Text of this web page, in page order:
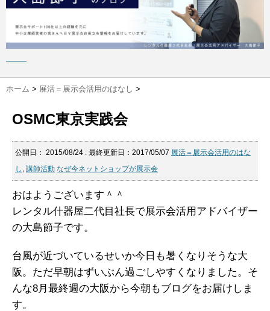
ホーム > 展活＝展示会活用のはなし >
OSMC東京実践会
公開日： 2015/08/24 : 最終更新日：2017/05/07 展活＝展示会活用のはな
し , 講師活動 なぜ今ネットショップが展示会
おはようございます＾＾
レンタル什器屋二代目社長で展示会活用アドバイザー
の大島節子です。
台風が近づいているせいか今日も暑くなりそうな大
阪。ただ早朝はずいぶん過ごしやすくなりました。そ
んな8月最終週の大阪から今朝もブログをお届けしま
す。